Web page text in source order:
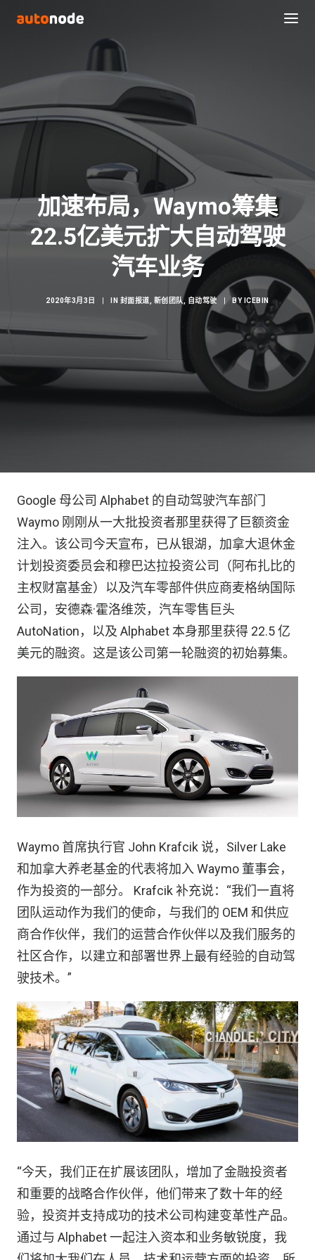
Search
加速布局，Waymo筹集
22.5亿美元扩大自动驾驶
汽车业务
2020年3月3日 IN 封面报道 新创团队, 自动驾驶 BY ICEBIN
Google 母公司 Alphabet 的自动驾驶汽车部门
Waymo 刚刚从一大批投资者那里获得了巨额资金
注入。该公司今天宣布，已从银湖，加拿大退休金
计划投资委员会和穆巴达拉投资公司（阿布扎比的
主权财富基金）以及汽车零部件供应商麦格纳国际
公司，安德森·霍洛维茨，汽车零售巨头
AutoNation，以及 Alphabet 本身那里获得 22.5 亿
美元的融资。这是该公司第一轮融资的初始募集。
Waymo 首席执行官 John Krafcik 说，Silver Lake
和加拿大养老基金的代表将加入 Waymo 董事会，
作为投资的一部分。 Krafcik 补充说：“我们一直将
团队运动作为我们的使命，与我们的 OEM 和供应
商合作伙伴，我们的运营合作伙伴以及我们服务的
社区合作，以建立和部署世界上最有经验的自动驾
驶技术。”
“今天，我们正在扩展该团队，增加了金融投资者
和重要的战略合作伙伴，他们带来了数十年的经
验，投资并支持成功的技术公司构建变革性产品。
通过与 Alphabet 一起注入资本和业务敏锐度，我